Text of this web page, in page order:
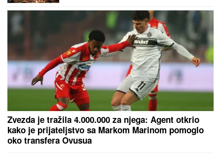
NINA BADRIĆ SE SLIKA U
KUPAĆEM NA STENAMANapunila
54 godine i mami poglede na
čuvenom ostrvu (FOTO)